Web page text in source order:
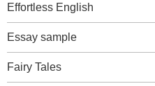
Effortless English
Essay sample
Fairy Tales